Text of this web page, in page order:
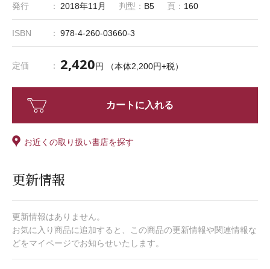
発行 2018年11月 判型： B5 頁： 160
ISBN 978-4-260-03660-3
定価 2,420円 （本体2,200円+税）
カートに入れる
お近くの取り扱い書店を探す
更新情報
更新情報はありません。
お気に入り商品に追加すると、この商品の更新情報や関連情報な
どをマイページでお知らせいたします。